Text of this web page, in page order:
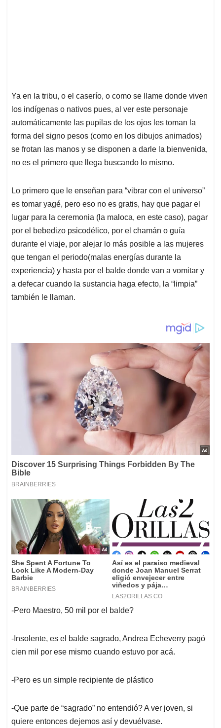
Ya en la tribu, o el caserío, o como se llame donde viven
los indígenas o nativos pues, al ver este personaje
automáticamente las pupilas de los ojos les toman la
forma del signo pesos (como en los dibujos animados)
se frotan las manos y se disponen a darle la bienvenida,
no es el primero que llega buscando lo mismo.
Lo primero que le enseñan para “vibrar con el universo”
es tomar yagé, pero eso no es gratis, hay que pagar el
lugar para la ceremonia (la maloca, en este caso), pagar
por el bebedizo psicodélico, por el chamán o guía
durante el viaje, por alejar lo más posible a las mujeres
que tengan el periodo(malas energías durante la
experiencia) y hasta por el balde donde van a vomitar y
a defecar cuando la sustancia haga efecto, la “limpia”
también le llaman.
-Pero Maestro, 50 mil por el balde?
-Insolente, es el balde sagrado, Andrea Echeverry pagó
cien mil por ese mismo cuando estuvo por acá.
-Pero es un simple recipiente de plástico
-Que parte de “sagrado” no entendió? A ver joven, si
quiere entonces dejemos así y devuélvase.